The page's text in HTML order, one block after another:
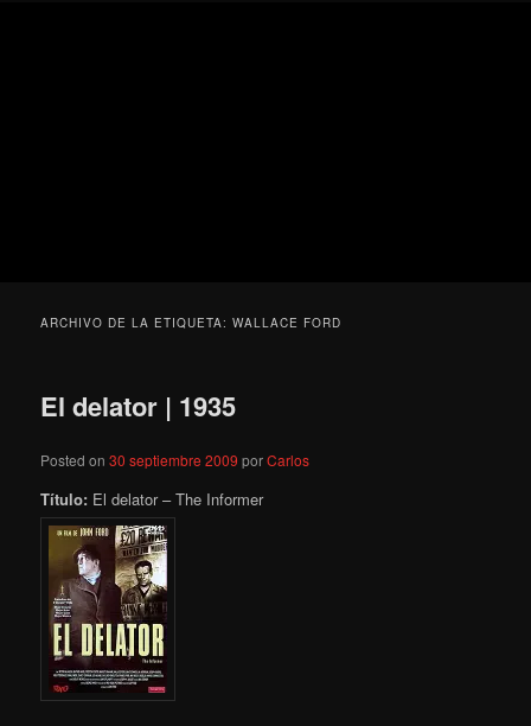
ARCHIVO DE LA ETIQUETA:WALLACE FORD
El delator | 1935
Posted on30 septiembre 2009 porCarlos
Título: El delator – The Informer